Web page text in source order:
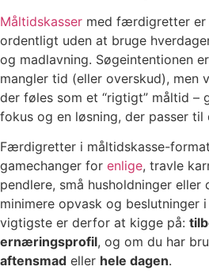
Måltidskasser med færdigretter er
ordentligt uden at bruge
og madlavning. Søgeintentionen
mangler tid (eller overskud), men
der føles som et “rigtigt” måltid –
fokus og en løsning, der passer til
Færdigretter i måltidskasse-
gamechanger for enlige, travle
pendlere, små husholdninger eller
minimere opvask og beslutninger
vigtigste er derfor at kigge på:
ernæringsprofil, og om du har
aftensmad eller hele dagen.